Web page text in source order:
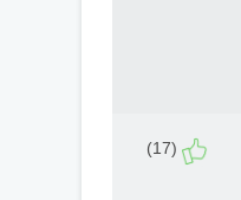
(17)